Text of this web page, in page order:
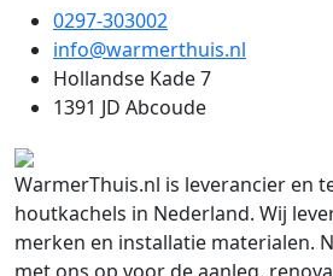
0297-303002
info@warmerthuis.nl
Hollandse Kade 7
1391 JD Abcoude
WarmerThuis.nl is leverancier en
houtkachels in Nederland. Wij
merken en installatie materialen.